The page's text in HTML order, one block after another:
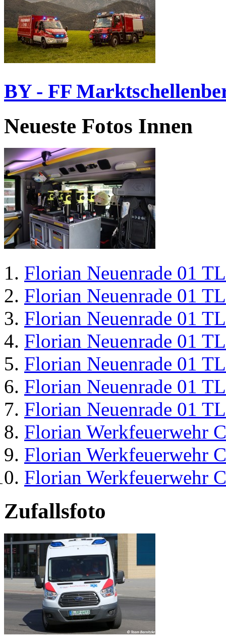
BY - FF
Neueste Fotos Innen
Florian Neuenrade 01
Florian Neuenrade 01
Florian Neuenrade 01
Florian Neuenrade 01
Florian Neuenrade 01
Florian Neuenrade 01
Florian Neuenrade 01
Florian Werkfeuerwehr
Florian Werkfeuerwehr
Florian Werkfeuerwehr
Zufallsfoto